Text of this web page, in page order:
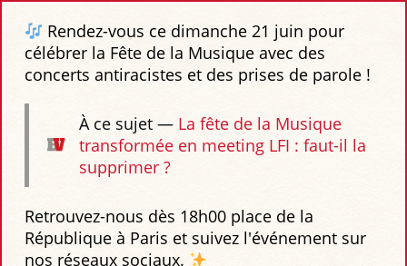
Rendez-vous ce dimanche 21 juin pour
célébrer la Fête de la Musique avec des
concerts antiracistes et des prises de parole !
À ce sujet — La fête de la Musique
transformée en meeting LFI : faut-il la
supprimer ?
Retrouvez-nous dès 18h00 place de la
République à Paris et suivez l'événement sur
nos réseaux sociaux.